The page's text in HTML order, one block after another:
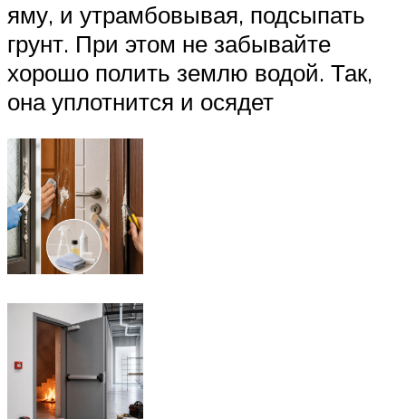
яму, и утрамбовывая, подсыпать
грунт. При этом не забывайте
хорошо полить землю водой. Так,
она уплотнится и осядет